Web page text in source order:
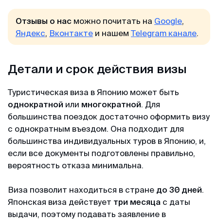
Елена
Оперативно
Сингапур, очень оперативно, минимальный
пакет документов. При учете что я хотела
подавать в визовый центр в питере,
подготовила огромный список документов, но
не смогла записаться на подачу (ожидание
записи на подачу более месяца). Уже
отчаялась но нашла этих ребят. и все
Камил
Отзывы о нас можно почитать на Google,
Яндекс, Вконтакте и нашем Telegram канале.
Детали и срок действия визы
Туристическая виза в Японию может быть
однократной или многократной. Для
большинства поездок достаточно оформить визу
с однократным въездом. Она подходит для
большинства индивидуальных туров в Японию, и,
если все документы подготовлены правильно,
вероятность отказа минимальна.
Виза позволит находиться в стране до 30 дней.
Японская виза действует три месяца с даты
выдачи, поэтому подавать заявление в